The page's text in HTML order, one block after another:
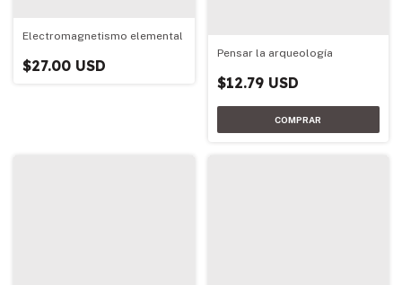
Electromagnetismo elemental
$27.00 USD
Pensar la arqueología
$12.79 USD